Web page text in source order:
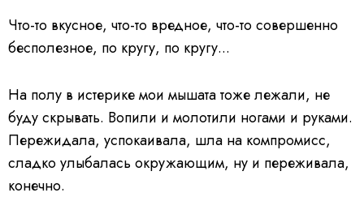
Что-то вкусное, что-то вредное, что-то совершенно
бесполезное, по кругу, по кругу...
На полу в истерике мои мышата тоже лежали, не
буду скрывать. Вопили и молотили ногами и руками.
Пережидала, успокаивала, шла на компромисс,
сладко улыбалась окружающим, ну и переживала,
конечно.